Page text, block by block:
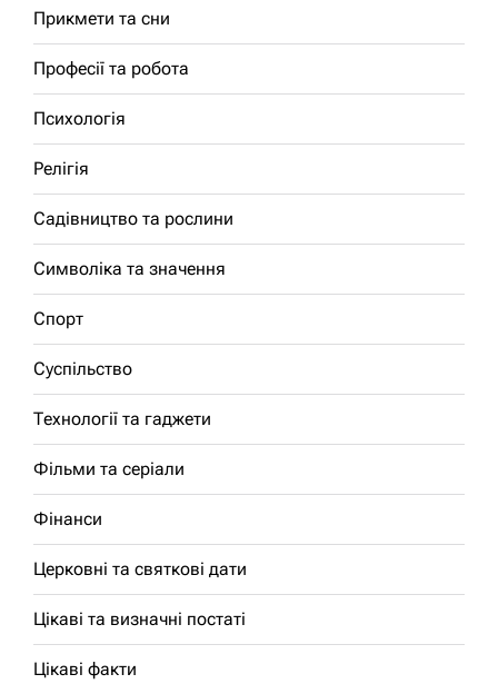
Прикмети та сни
Професії та робота
Психологія
Релігія
Садівництво та рослини
Символіка та значення
Спорт
Суспільство
Технології та гаджети
Фільми та серіали
Фінанси
Церковні та святкові дати
Цікаві та визначні постаті
Цікаві факти